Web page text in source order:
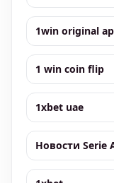
1win original
1 win coin flip
1xbet uae
Новости Serie